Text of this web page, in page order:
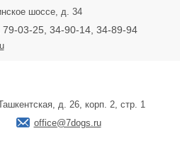
шоссе, д. 34
03-25, 34-90-14, 34-89-94
д. 26, кopп. 2, стр. 1
office@7dogs.ru